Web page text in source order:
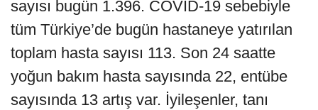
sayısı bugün 1.396. COVID-19 sebebiyle
tüm Türkiye’de bugün hastaneye yatırılan
toplam hasta sayısı 113. Son 24 saatte
yoğun bakım hasta sayısında 22, entübe
sayısında 13 artış var. İyileşenler, tanı